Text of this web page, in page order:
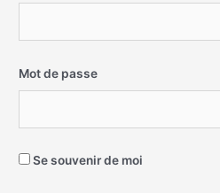
Mot de passe
Se souvenir de moi